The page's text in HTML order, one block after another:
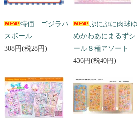
特価 ゴジラバ
スボール
308円(税28円)
ぷにぷに肉球ゆ
めかわあにまるずシ
ール８種アソート
436円(税40円)